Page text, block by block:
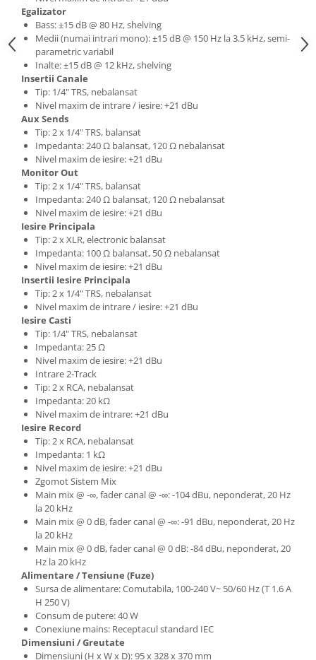
Lumini si efecte
Accesorii pentru lumini
Bare Led
Cabluri de Alimentare
Case-uri de lumini
Comenzi si controllere
Ecrane LED
Efecte de lumini
Lasere
Masini de fum si ceata
Mixere DMX
Moving Head-uri
Par Led si Pinspot
Proiectoare
Scene şi Ring-uri de Dans
Stative si schela lumini
Instrumente Muzicale
Chitare si bass
Claviaturi
Instrumente cu arcus
Instrumente de percutie
Instrumente de suflat
Instrumente si jucarii pentru copii
Instrumente traditionale
Tobe
Accesorii DJ
Accesorii Pick-up si Vinyl
Case-uri DJ
CD Playere DJ
Console DJ
Controllere MIDI - USB DAW
Genti pentru DJ
Mixere DJ
Platane DJ
Egalizator
Bass: ±15 dB @ 80 Hz, shelving
Medii (numai intrari mono): ±15 dB @ 150 Hz la 3.5 kHz, semi-
parametric variabil
Inalte: ±15 dB @ 12 kHz, shelving
Insertii Canale
Tip: 1/4" TRS, nebalansat
Nivel maxim de intrare / iesire: +21 dBu
Aux Sends
Tip: 2 x 1/4" TRS, balansat
Impedanta: 240 Ω balansat, 120 Ω nebalansat
Nivel maxim de iesire: +21 dBu
Monitor Out
Tip: 2 x 1/4" TRS, balansat
Impedanta: 240 Ω balansat, 120 Ω nebalansat
Nivel maxim de iesire: +21 dBu
Iesire Principala
Tip: 2 x XLR, electronic balansat
Impedanta: 100 Ω balansat, 50 Ω nebalansat
Nivel maxim de iesire: +21 dBu
Insertii Iesire Principala
Tip: 2 x 1/4" TRS, nebalansat
Nivel maxim de intrare / iesire: +21 dBu
Iesire Casti
Tip: 1/4" TRS, nebalansat
Impedanta: 25 Ω
Nivel maxim de iesire: +21 dBu
Intrare 2-Track
Tip: 2 x RCA, nebalansat
Impedanta: 20 kΩ
Nivel maxim de intrare: +21 dBu
Iesire Record
Tip: 2 x RCA, nebalansat
Impedanta: 1 kΩ
Nivel maxim de iesire: +21 dBu
Zgomot Sistem Mix
Main mix @ -∞, fader canal @ -∞: -104 dBu, neponderat, 20 Hz
la 20 kHz
Main mix @ 0 dB, fader canal @ -∞: -91 dBu, neponderat, 20 Hz
la 20 kHz
Main mix @ 0 dB, fader canal @ 0 dB: -84 dBu, neponderat, 20
Hz la 20 kHz
Alimentare / Tensiune (Fuze)
Sursa de alimentare: Comutabila, 100-240 V~ 50/60 Hz (T 1.6 A
H 250 V)
Consum de putere: 40 W
Conexiune mains: Receptacul standard IEC
Dimensiuni / Greutate
Dimensiuni (H x W x D): 95 x 328 x 370 mm